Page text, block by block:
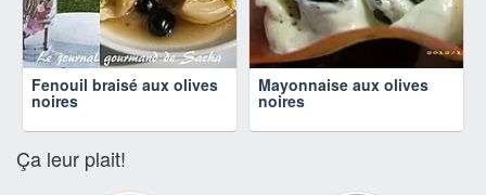
Fenouil braisé aux olives
noires
Mayonnaise aux olives
noires
Ça leur plait!